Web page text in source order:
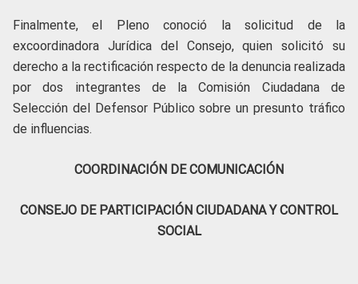
Finalmente, el Pleno conoció la solicitud de la
excoordinadora Jurídica del Consejo, quien solicitó su
derecho a la rectificación respecto de la denuncia realizada
por dos integrantes de la Comisión Ciudadana de
Selección del Defensor Público sobre un presunto tráfico
de influencias.
COORDINACIÓN DE COMUNICACIÓN
CONSEJO DE PARTICIPACIÓN CIUDADANA Y CONTROL
SOCIAL